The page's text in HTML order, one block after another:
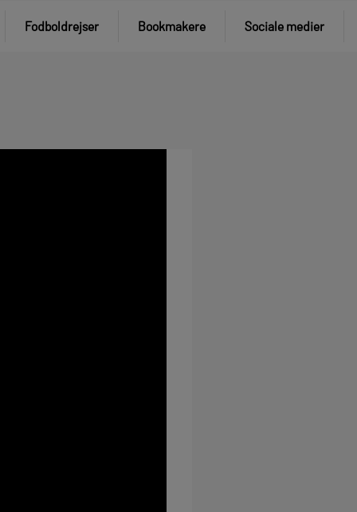
Fodboldrejser Bookmakere Sociale medier